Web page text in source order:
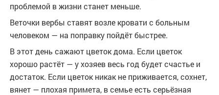
проблемой в жизни станет меньше.
Веточки вербы ставят возле кровати с больным
человеком — на поправку пойдёт быстрее.
В этот день сажают цветок дома. Если цветок
хорошо растёт — у хозяев весь год будет счастье и
достаток. Если цветок никак не приживается, сохнет,
вянет — плохая примета, в семье есть серьёзная